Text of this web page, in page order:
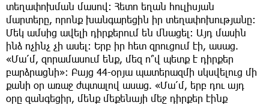
տեղափոխման մասով։ Հետո եղան հուլիսյան
մարտերը, որոնք խանգարեցին իր տեղափոխությանը։
Մեկ ամսից ավելի դիրքերում են մնացել։ Այդ մասին
ինձ ոչինչ չի ասել։ Երբ իր հետ զրուցում էի, ասաց.
«Մա՛մ, զորամասում ենք, մեզ ո՞վ պետք է դիրքեր
բարձրացնի»։ Բայց 44-օրյա պատերազմի սկսվելուց մի
քանի օր առաջ ժպտալով ասաց. «Մա՛մ, երբ դու այդ
օրը զանգեցիր, մենք մեքենայի մեջ դիրքեր էինք